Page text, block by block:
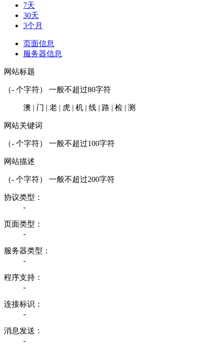
7天
30天
3个月
页面信息
服务器信息
网站标题
（- 个字符） 一般不超过80字符
澳 | 门 | 老 | 虎 | 机 | 线 | 路 | 检 | 测
网站关键词
（- 个字符） 一般不超过100字符
网站描述
（- 个字符） 一般不超过200字符
协议类型：
-
页面类型：
-
服务器类型：
-
程序支持：
-
连接标识：
-
消息发送：
-